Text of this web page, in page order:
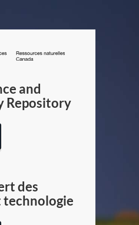
/
Canada
and
Repository
des
technologie